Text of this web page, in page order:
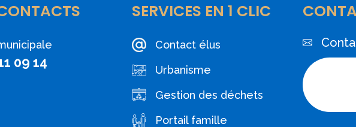
09 14
SERVICES EN 1 CLIC
Contact élus
Urbanisme
Gestion des déchets
Portail famille